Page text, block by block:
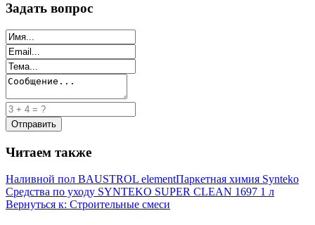
Задать вопрос
Читаем также
Наливной пол BAUSTROL elementПаркетная химия Synteko
Средства по уходу SYNTEKO SUPER CLEAN 1697 1 л
Вернуться к: Строительные смеси